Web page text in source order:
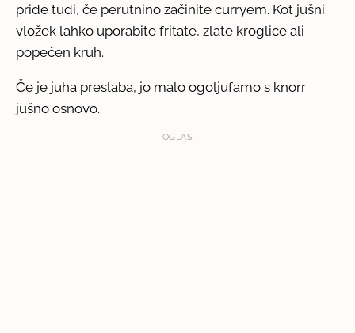
pride tudi, če perutnino začinite curryem. Kot jušni
vložek lahko uporabite fritate, zlate kroglice ali
popečen kruh.
Če je juha preslaba, jo malo ogoljufamo s knorr
jušno osnovo.
OGLAS